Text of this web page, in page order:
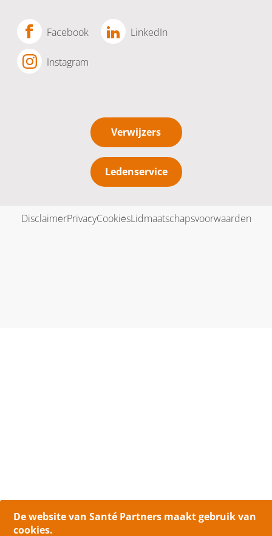
De website van Santé Partners maakt gebruik van
cookies.
Facebook LinkedIn
Instagram
Verwijzers
Ledenservice
DisclaimerPrivacyCookiesLidmaatschapsvoorwaarden